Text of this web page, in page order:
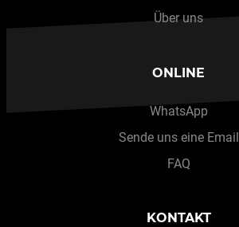
Über uns
ONLINE
WhatsApp
Sende uns eine Email
FAQ
KONTAKT